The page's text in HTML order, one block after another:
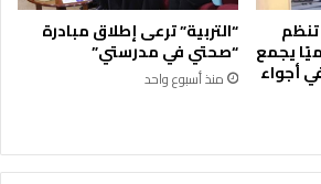
يجمع
أجواء
“التربية” ترعى إطلاق مبادرة
“صحتي في مدرستي”
منذ أسبوع واحد